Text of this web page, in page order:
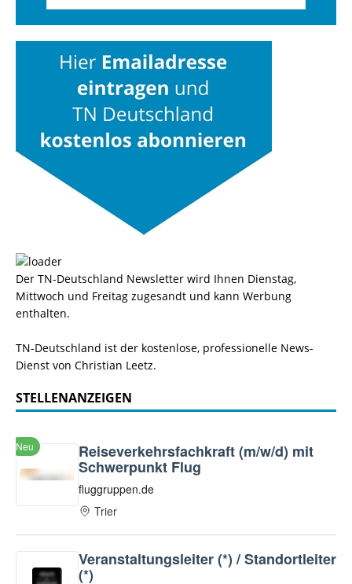
Der TN-Deutschland Newsletter wird Ihnen Dienstag,
Mittwoch und Freitag zugesandt und kann Werbung
enthalten.
TN-Deutschland ist der kostenlose, professionelle News-
Dienst von Christian Leetz.
STELLENANZEIGEN